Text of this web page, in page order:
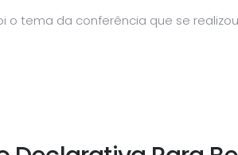
o tema da conferência que se